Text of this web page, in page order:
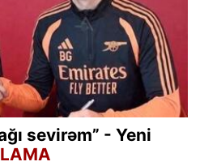
sevirəm” - Yeni